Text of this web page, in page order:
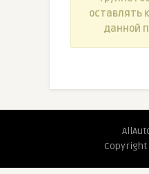
оставлять
данной
Copyright